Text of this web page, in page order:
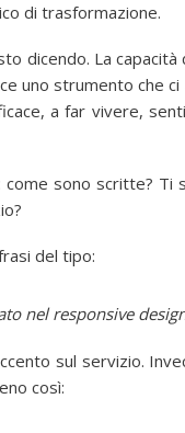
di trasformazione.
dicendo. La
uno strumento che ci
a far vivere,
sono scritte? Ti
del tipo:
nel responsive
sul servizio.
così: